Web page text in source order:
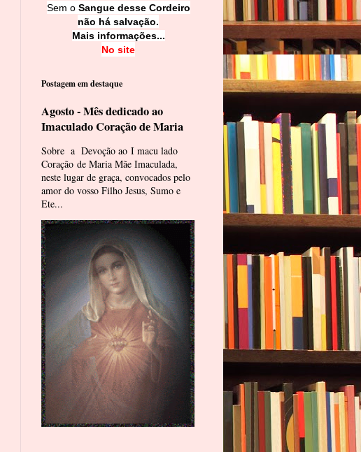
Sem o Sangue desse Cordeiro
não há salvação.
Mais informações...
No site
Postagem em destaque
Agosto - Mês dedicado ao
Imaculado Coração de Maria
Sobre a Devoção ao I macu lado
Coração de Maria Mãe Imaculada,
neste lugar de graça, convocados pelo
amor do vosso Filho Jesus, Sumo e
Ete...